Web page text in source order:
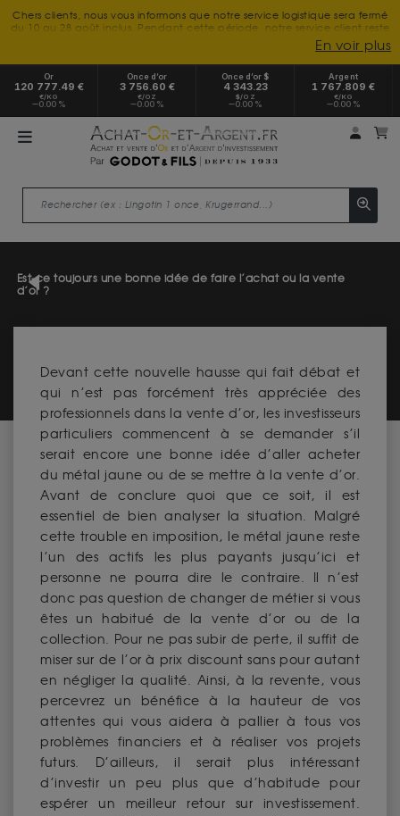
Chers clients, nous vous informons que notre service logistique sera fermé
du 10 au 28 août inclus. Pendant cette période, notre service client reste
à votre disposition tout l'été. Vous pouvez nous joindre du lundi au
vendredi, de 9h30 à 18h, pour toute demande d'information.
Nous vous remercions de votre compréhension et vous souhaitons un
excellent été.
En voir plus
Or
120 777.49 €
€/KG
0.00 %
Once d’or
3 756.60 €
€/OZ
0.00 %
Once d’or $
4 343.23
$/OZ
0.00 %
Argent
1 767.809 €
€/KG
0.00 %
Mon
Est-ce toujours une bonne idée de faire l’achat ou la vente
d’or ?
Devant cette nouvelle hausse qui fait débat et
qui n’est pas forcément très appréciée des
professionnels dans la vente d’or, les investisseurs
particuliers commencent à se demander s’il
serait encore une bonne idée d’aller acheter
du métal jaune ou de se mettre à la vente d’or.
Avant de conclure quoi que ce soit, il est
essentiel de bien analyser la situation. Malgré
cette trouble en imposition, le métal jaune reste
l’un des actifs les plus payants jusqu’ici et
personne ne pourra dire le contraire. Il n’est
donc pas question de changer de métier si vous
êtes un habitué de la vente d’or ou de la
collection. Pour ne pas subir de perte, il suffit de
miser sur de l’or à prix discount sans pour autant
en négliger la qualité. Ainsi, à la revente, vous
percevrez un bénéfice à la hauteur de vos
attentes qui vous aidera à pallier à tous vos
problèmes financiers et à réaliser vos projets
futurs. D’ailleurs, il serait plus intéressant
d’investir un peu plus que d’habitude pour
espérer un meilleur retour sur investissement.